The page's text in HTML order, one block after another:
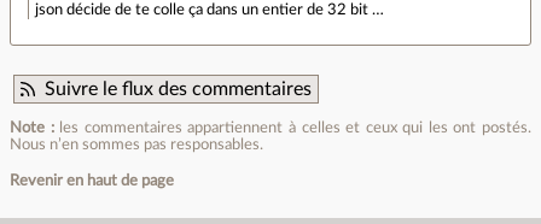
json décide de te colle ça dans un entier de 32 bit …
Suivre le flux des commentaires
Note :les commentaires appartiennent à celles et ceux qui les ont postés.
Nous n’en sommes pas responsables.
Revenir en haut de page